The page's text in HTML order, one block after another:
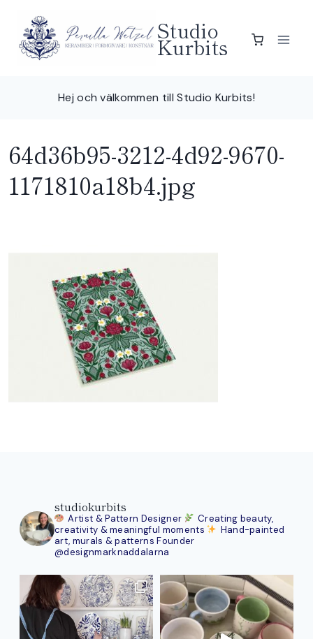
content
Studio
Kurbits
Hej och välkommen till Studio Kurbits!
64d36b95-3212-4d92-9670-
1171810a18b4.jpg
studiokurbits
Artist & Pattern Designer
Creating beauty,
creativity & meaningful moments
Hand-painted
art, murals & patterns Founder
@designmarknaddalarna